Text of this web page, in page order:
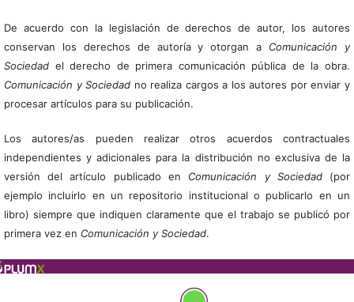
De acuerdo con la legislación de derechos de autor, los autores
conservan los derechos de autoría y otorgan a Comunicación y
Sociedadel derecho de primera comunicación pública de la obra.
Comunicación y Sociedad no realiza cargos a los autores por enviar y
procesar artículos para su publicación.
Los autores/as pueden realizar otros acuerdos contractuales
independientes y adicionales para la distribución no exclusiva de la
versión del artículo publicado en Comunicación y Sociedad(por
ejemplo incluirlo en un repositorio institucional o publicarlo en un
libro) siempre que indiquen claramente que el trabajo se publicó por
primera vez en Comunicación y Sociedad.